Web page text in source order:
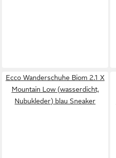
Ecco Wanderschuhe Biom 2.1 X
Mountain Low (wasserdicht,
Nubukleder) blau Sneaker